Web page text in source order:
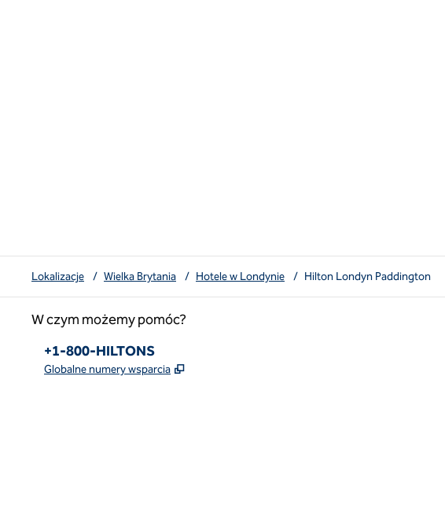
Lokalizacje / Wielka Brytania / Hotele w Londynie / Hilton Londyn Paddington
W czym możemy pomóc?
Telefon:
+1-800-HILTONS
Globalne numery wsparcia ,